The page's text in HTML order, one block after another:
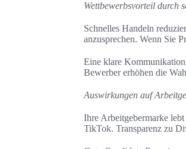
Wettbewerbsvorteil durch
Schnelles Handeln
anzusprechen. Wenn Sie
Eine klare Kommunikation
Bewerber erhöhen die
Auswirkungen auf
Ihre Arbeitgebermarke
TikTok. Transparenz zu